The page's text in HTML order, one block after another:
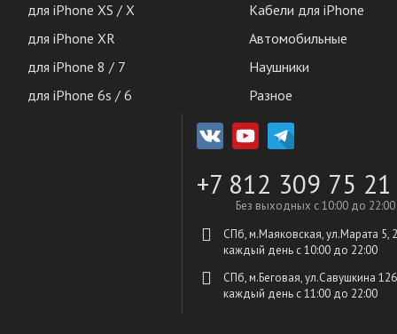
для iPhone XS / X
для iPhone XR
для iPhone 8 / 7
для iPhone 6s / 6
Кабели для iPhone
Автомобильные
Наушники
Разное
+7 812 309 75 21
Без выходных с 10:00 до 22:00
СПб, м.Маяковская, ул.Марата 5,
каждый день c 10:00 до 22:00
СПб, м.Беговая, ул.Савушкина
каждый день c 11:00 до 22:00